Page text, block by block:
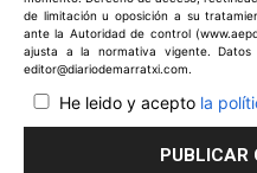
de limitación u oposición a su
ante la Autoridad de control
ajusta a la normativa vigente.
editor@diariodemarratxi.com.
He leido y acepto la